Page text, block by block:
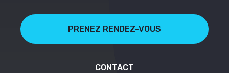
PRENEZ RENDEZ-VOUS
CONTACT